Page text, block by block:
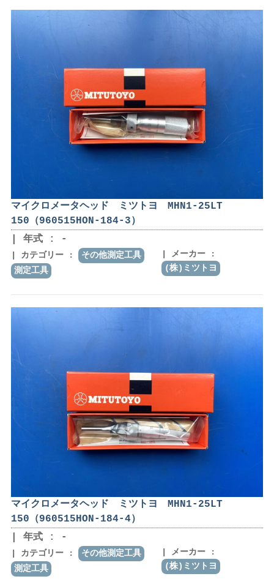
マイクロメータヘッド ミツトヨ MHN1-25LT
150（960515HON-184-3）
年式 : -
カテゴリー :
その他測定工具
測定工具
メーカー :
(株)ミツトヨ
マイクロメータヘッド ミツトヨ MHN1-25LT
150（960515HON-184-4）
年式 : -
カテゴリー :
その他測定工具
測定工具
メーカー :
(株)ミツトヨ